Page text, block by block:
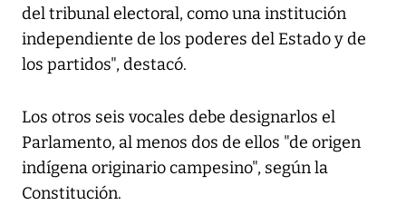
del tribunal electoral, como una institución
independiente de los poderes del Estado y de
los partidos", destacó.
Los otros seis vocales debe designarlos el
Parlamento, al menos dos de ellos "de origen
indígena originario campesino", según la
Constitución.